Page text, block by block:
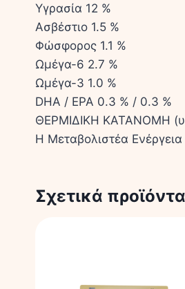
Υγρασία 12 %
Ασβέστιο 1.5 %
Φώσφορος 1.1 %
Ωμέγα-6 2.7 %
Ωμέγα-3 1.0 %
DHA / EPA 0.3 % / 0.3 %
ΘΕΡΜΙΔΙΚΗ ΚΑΤΑΝΟΜΗ
Η Μεταβολιστέα
Σχετικά προϊόντα